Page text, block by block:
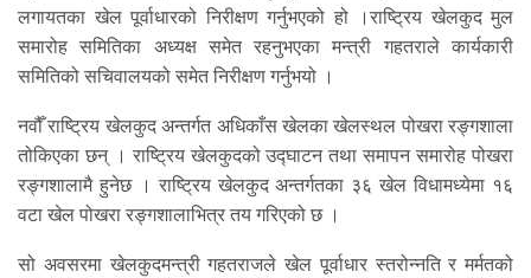
लगायतका खेल पूर्वाधारको निरीक्षण गर्नुभएको हो ।राष्ट्रिय खेलकुद मुल
समारोह समितिका अध्यक्ष समेत रहनुभएका मन्त्री गहतराले कार्यकारी
समितिको सचिवालयको समेत निरीक्षण गर्नुभयो ।
नवौँ राष्ट्रिय खेलकुद अन्तर्गत अधिकाँस खेलका खेलस्थल पोखरा रङ्गशाला
तोकिएका छन् । राष्ट्रिय खेलकुदको उद्घाटन तथा समापन समारोह पोखरा
रङ्गशालामै हुनेछ । राष्ट्रिय खेलकुद अन्तर्गतका ३६ खेल विधामध्येमा १६
वटा खेल पोखरा रङ्गशालाभित्र तय गरिएको छ ।
सो अवसरमा खेलकुदमन्त्री गहतराजले खेल पूर्वाधार स्तरोन्नति र मर्मतको